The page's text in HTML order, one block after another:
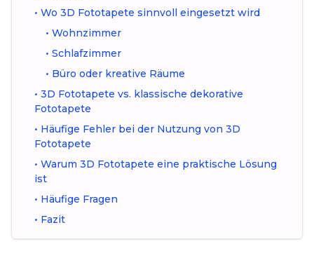
• Wo 3D Fototapete sinnvoll eingesetzt wird
• Wohnzimmer
• Schlafzimmer
• Büro oder kreative Räume
• 3D Fototapete vs. klassische dekorative
Fototapete
• Häufige Fehler bei der Nutzung von 3D
Fototapete
• Warum 3D Fototapete eine praktische Lösung
ist
• Häufige Fragen
• Fazit